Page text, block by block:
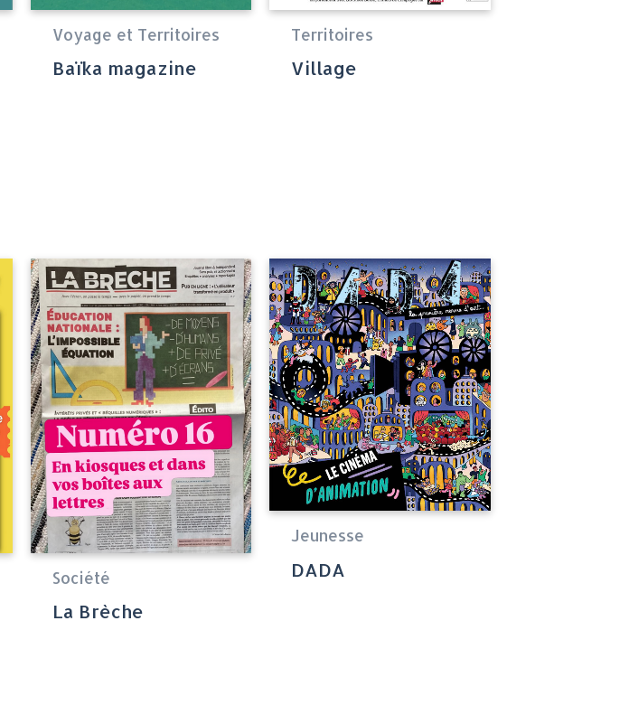
Voyage et Territoires
Baïka magazine
Territoires
Village
Société
La Brèche
Jeunesse
DADA